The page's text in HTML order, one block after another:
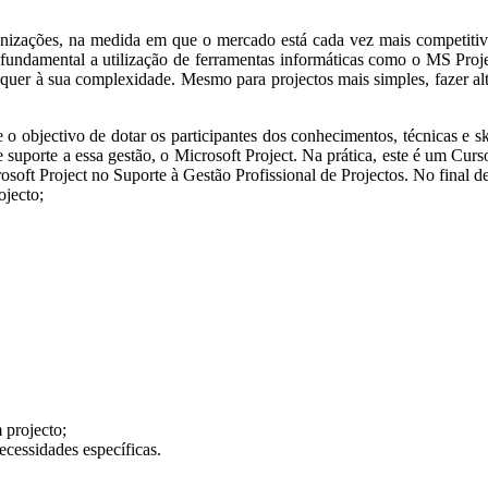
na medida em que o mercado está cada vez mais
a utilização de ferramentas informáticas como o MS
à sua complexidade. Mesmo para projectos mais simples, fazer
objectivo de dotar os participantes dos conhecimentos, técnicas e
a essa gestão, o Microsoft Project. Na prática, este é um
Project no Suporte à Gestão Profissional de Projectos. No final
projecto;
específicas.